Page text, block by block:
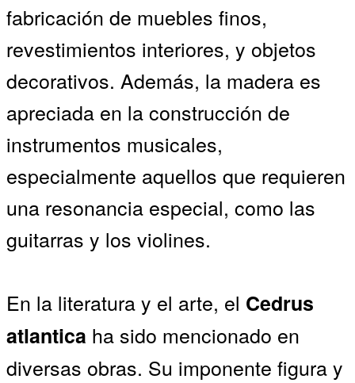
fabricación de muebles finos,
revestimientos interiores, y objetos
decorativos. Además, la madera es
apreciada en la construcción de
instrumentos musicales,
especialmente aquellos que requieren
una resonancia especial, como las
guitarras y los violines.
En la literatura y el arte, el Cedrus
atlantica ha sido mencionado en
diversas obras. Su imponente figura y